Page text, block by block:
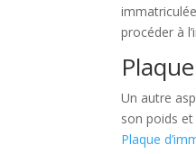
procéder à
Un autre
son poids
Plaque